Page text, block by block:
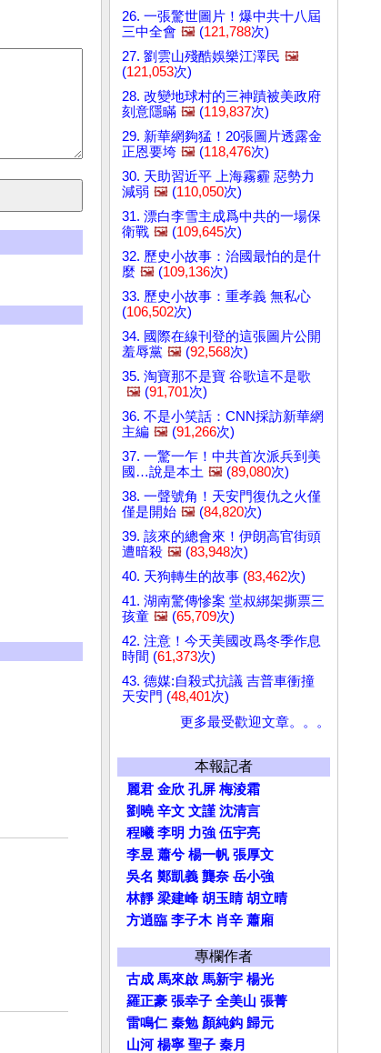
26. 一張驚世圖片！爆中共十八屆
三中全會 🖼️ (121,788次)
27. 劉雲山殘酷娛樂江澤民 🖼️
(121,053次)
28. 改變地球村的三神蹟被美政府
刻意隱瞞 🖼️ (119,837次)
29. 新華網夠猛！20張圖片透露金
正恩要垮 🖼️ (118,476次)
30. 天助習近平 上海霧霾 惡勢力
減弱 🖼️ (110,050次)
31. 漂白李雪主成爲中共的一場保
衛戰 🖼️ (109,645次)
32. 歷史小故事：治國最怕的是什
麼 🖼️ (109,136次)
33. 歷史小故事：重孝義 無私心
(106,502次)
34. 國際在線刊登的這張圖片公開
羞辱黨 🖼️ (92,568次)
35. 淘寶那不是寶 谷歌這不是歌
🖼️ (91,701次)
36. 不是小笑話：CNN採訪新華網
主編 🖼️ (91,266次)
37. 一驚一乍！中共首次派兵到美
國…說是本土 🖼️ (89,080次)
38. 一聲號角！天安門復仇之火僅
僅是開始 🖼️ (84,820次)
39. 該來的總會來！伊朗高官街頭
遭暗殺 🖼️ (83,948次)
40. 天狗轉生的故事 (83,462次)
41. 湖南驚傳慘案 堂叔綁架撕票三
孩童 🖼️ (65,709次)
42. 注意！今天美國改爲冬季作息
時間 (61,373次)
43. 德媒:自殺式抗議 吉普車衝撞
天安門 (48,401次)
更多最受歡迎文章。。。
本報記者
麗君 金欣 孔屏 梅淩霜
劉曉 辛文 文謹 沈清言
程曦 李明 力強 伍宇亮
李昱 蕭兮 楊一帆 張厚文
吳名 鄭凱義 龔奈 岳小強
林靜 梁建峰 胡玉睛 胡立晴
方逍臨 李子木 肖辛 蕭廂
專欄作者
古成 馬來啟 馬新宇 楊光
羅正豪 張幸子 全美山 張菁
雷鳴仁 秦勉 顏純鈎 歸元
山河 楊寧 聖子 秦月